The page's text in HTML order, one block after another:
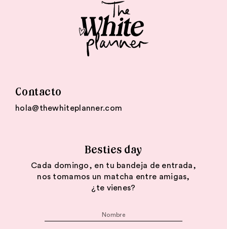
Contacto
hola@thewhiteplanner.com
Besties day
Cada domingo, en tu bandeja de entrada,
nos tomamos un matcha entre amigas,
¿te vienes?